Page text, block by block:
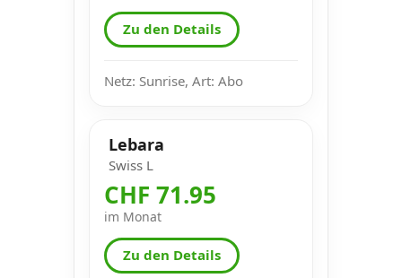
Zu den Details
Netz: Sunrise, Art: Abo
Lebara
Swiss L
CHF 71.95
im Monat
Zu den Details